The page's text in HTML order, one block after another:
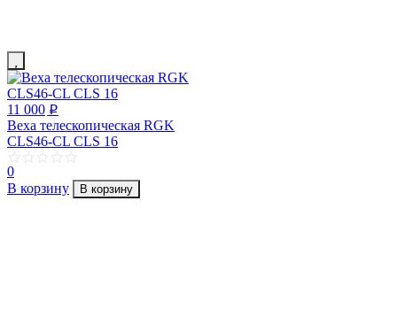
11 000 p
Веха телескопическая RGK
CLS46-CL CLS 16
0
В корзину
В корзину